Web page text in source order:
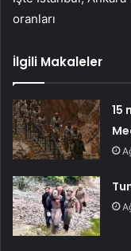
oranları
İlgili Makaleler
15